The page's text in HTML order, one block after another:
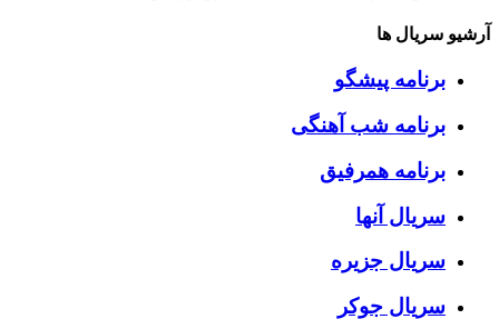
آرشیو سریال ها
برنامه پیشگو
برنامه شب آهنگی
برنامه همرفیق
سریال آنها
سریال جزیره
سریال جوکر